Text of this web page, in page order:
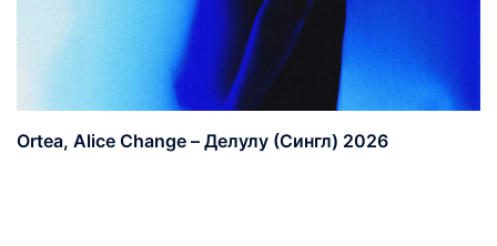
Ortea, Alice Change – Делулу (Сингл) 2026